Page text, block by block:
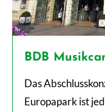
BDB
Das
Europapark ist